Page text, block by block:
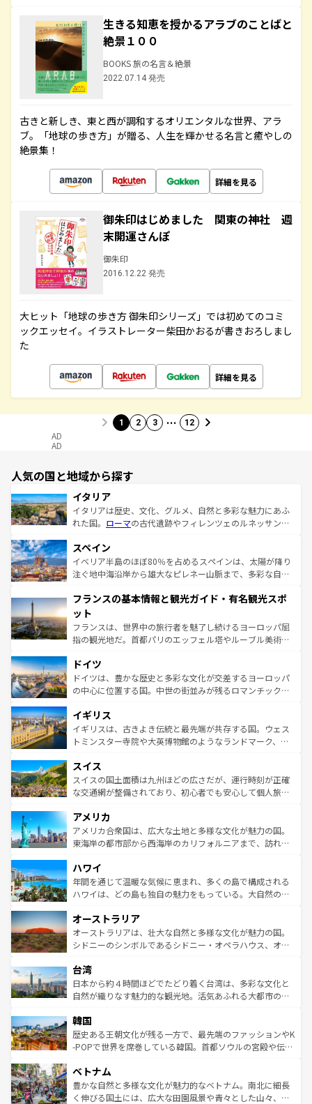
生きる知恵を授かるアラブのことばと
絶景１００
BOOKS 旅の名言＆絶景
2022.07.14 発売
古きと新しき、東と西が調和するオリエンタルな世界、アラ
ブ。「地球の歩き方」が贈る、人生を輝かせる名言と癒やしの
絶景集！
詳細を見る
御朱印はじめました 関東の神社 週
末開運さんぽ
御朱印
2016.12.22 発売
大ヒット「地球の歩き方 御朱印シリーズ」では初めてのコミ
ックエッセイ。イラストレーター柴田かおるが書きおろしまし
た
詳細を見る
1 2 3 … 12
AD
AD
人気の国と地域から探す
イタリア
イタリアは歴史、文化、グルメ、自然と多彩な魅力にあふ
れた国。 ローマの古代遺跡やフィレンツェのルネッサンス
ろん、トスカーナの美しい田園風景やアマルフィ海岸の絶
景など、自然景観も見逃せない。観光の合間には、本場の
ピザやパスタなど、絶品のイタリア料理を堪能することも
ませてくれるイタリアで、忘れられない旅をしてみよう！
なお、新着のイタリア情報は
しい。
スペイン
イベリア半島のほぼ80％を占めるスペインは、太陽が降り
注ぐ地中海沿岸から雄大なピレネー山脈まで、多彩な自然
文化が根付くこの国では、情熱的なフラメンコ、熱気あふ
れる闘牛、そして美味しいタパスが生活の一部となってい
る。首都マドリードの洗練された雰囲気や、バルセロナの
アートに溢れた街角から、地方では古代ローマ遺跡や中世
せる。地方によって風土や気候が異なるスペインはその個
性で訪れる人を魅了する。 なお、新着のスペイン情報は コ
ンテンツ一覧を参照してほしい。
フランスの基本情報と観光ガイド・有名観光スポ
ット
フランスは、世界中の旅行者を魅了し続けるヨーロッパ屈
指の観光地だ。首都パリのエッフェル塔やルーブル美術館
で、幅広い魅力が詰まっている。華麗な宮殿、歴史的な大
聖堂、美しいビーチ、そして豊かな自然が、訪れる者を心
から魅了する。また、フランスは美食の国としても知ら
いる。シャンパンの発祥地であるランス、プロヴァンスの
香り高いラベンダー畑など、多彩な楽しみ方が可能だ。さ
らに、パリ以外の地域にも魅力が溢れており、どの街角に
れる地方に足を運ぶとそれぞれで全く異なる文化を体験で
きるだろう。 なお、新着のフランス情報はコンテンツ一覧
を参照してほしい。
ドイツ
ドイツは、豊かな歴史と多彩な文化が交差するヨーロッパ
の中心に位置する国。中世の街並みが残るロマンチック街
顔を持つこの国は、どこを歩いても飽きることがない。ベ
ルリンの文化的活気、バイエルン州のアルプスの絶景、そ
してライン川沿いのワイン畑といった風景は必見。ビール
は、お酒好きな人にはぜひ体験してほしい。 なお、新着の
ドイツ情報はコンテンツ一覧を参照してほしい。
イギリス
イギリスは、古きよき伝統と最先端が共存する国。ウェス
トミンスター寺院や大英博物館のようなランドマーク、歴
リアごとに異なる魅力がある。また、優雅なアフタヌーン
ティー、ビール好きにはたまらない英国パブ、サッカー観
戦など、本場だからこそできる体験も豊富。イギリスを旅
ンツ一覧を参照してほしい。
スイス
スイスの国土面積は九州ほどの広さだが、運行時刻が正確
な交通網が整備されており、初心者でも安心して個人旅行
の建物がそのまま残る町や、スイスならではのユニークな
博物館もあり、アルプス観光だけでなく町歩きも満喫する
ことができる。国民の所得が高いため物価も高いが、旅行
ば市内交通費無料で観光を楽しむこともできる。 なお、新
着のスイス情報はコンテンツ一覧 を参照してほしい。
アメリカ
アメリカ合衆国は、広大な土地と多様な文化が魅力の国。
東海岸の都市部から西海岸のカリフォルニアまで、訪れる
のような巨大都市は、観光、ショッピング、エンターテイ
ンメントが詰まった刺激的なスポットだ。一方、アメリカ
西部には大自然が広がり、グランドキャニオンやイエロー
部のニューオーリンズでは、音楽と美食が融合した独特の
文化が魅力。旅行者はアメリカの各地域で異なる魅力を楽
しみながら、その多様性と豊かな歴史を感じることができ
ならではの贅沢な旅のスタイルだ。 なお、新着のアメリカ
情報はコンテンツ一覧を参照してほしい。
ハワイ
年間を通じて温暖な気候に恵まれ、多くの島で構成される
ハワイは、どの島も独自の魅力をもっている。大自然の神
ワイ島は見逃せない。また、定番の観光地といえばオアフ
島だが、静かな自然を求めるならマウイ島やカウアイ島が
おすすめ。エメラルドグリーンに輝く海をはじめ、豊かな
れるおもてなしの心で訪れる人々を迎えてくれるハワイの
人々、おいしいローカルフードやハワイアンミュージッ
ク、伝統的なフラダンスなど、すべてがハワイの魅力を彩
ワイを、存分に味わってほしい。 なお、新着のハワイ情報
はコンテンツ一覧を参照してほしい。
オーストラリア
オーストラリアは、壮大な自然と多様な文化が魅力の国。
シドニーのシンボルであるシドニー・オペラハウス、オー
リアリーフや大陸中央部にそびえるウルル（エアーズロッ
ク）、タスマニアの美しい原生林やケアンズの熱帯雨林な
ど、見どころがたくさん。また、カフェやワイン、オージ
いる。アクティビティも充実しており、サーフィンやダイ
ビング、ハイキングなど、アウトドア好きにはたまらな
い。オーストラリアの多彩な魅力を存分に味わいつくそ
参照してほしい。
台湾
日本から約４時間ほどでたどり着く台湾は、多彩な文化と
自然が織りなす魅力的な観光地。活気あふれる大都市の台
ン）、静ひつな山岳地帯である台湾東部など、都市の喧騒
と山間の静けさが共存しており、訪れる人に新しい発見と
驚きをもたらしてくれる。また、奥深い台湾の食文化も魅
容にもいいと評判のスイーツなど、バラエティ豊かな料理
が味わえる。 なお、新着の台湾情報は コンテンツ一覧を参
照してほしい。
韓国
歴史ある王朝文化が残る一方で、最先端のファッションやK
-POPで世界を席巻している韓国。首都ソウルの宮殿や伝統
き、地方に足を延ばせば四季折々の自然美を楽しむことが
できる。そして、キムチや焼肉、絶品のストリートフード
まで、さまざまな韓国料理が待っている。夜には、韓国な
ベトナム
豊かな自然と多様な文化が魅力的なベトナム。南北に細長
く伸びる国土には、広大な田園風景や青々とした山々、世